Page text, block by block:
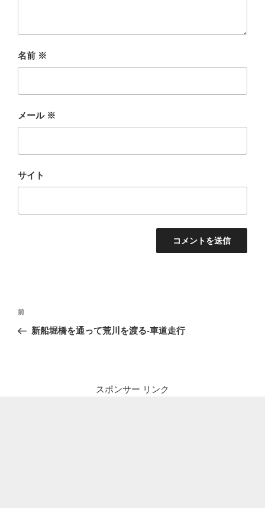
名前 ※
メール ※
サイト
投
ナ
前
の
前
新船堀橋を通って荒川を渡る-車道走行
スポンサー リンク